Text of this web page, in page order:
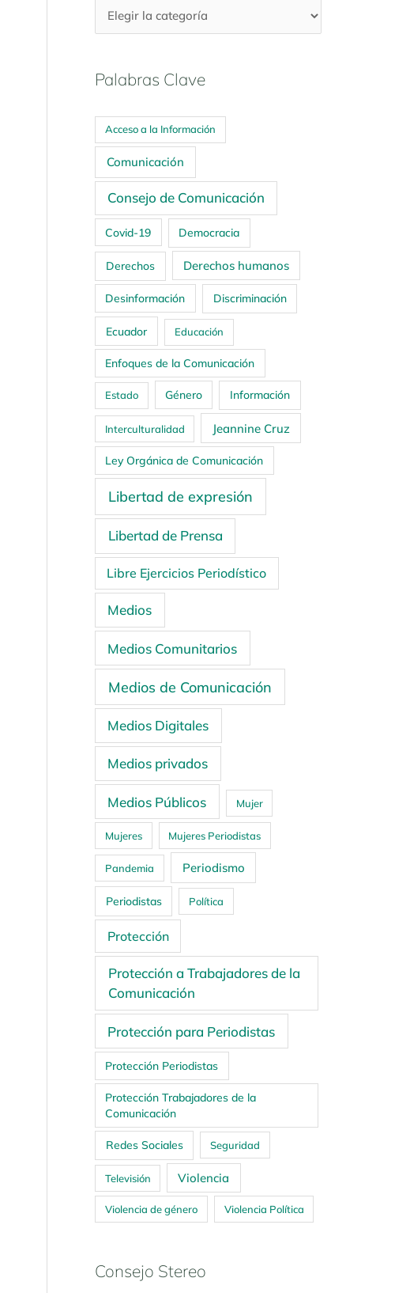
Palabras Clave
Acceso a la Información
Comunicación
Consejo de Comunicación
Covid-19 Democracia
Derechos Derechos humanos
Desinformación Discriminación
Ecuador Educación
Enfoques de la Comunicación
Estado Género Información
Interculturalidad Jeannine Cruz
Ley Orgánica de Comunicación
Libertad de expresión
Libertad de Prensa
Libre Ejercicios Periodístico
Medios
Medios Comunitarios
Medios de Comunicación
Medios Digitales
Medios privados
Medios Públicos Mujer
Mujeres Mujeres Periodistas
Pandemia Periodismo
Periodistas Política
Protección
Protección a Trabajadores de la
Comunicación
Protección para Periodistas
Protección Periodistas
Protección Trabajadores de la
Comunicación
Redes Sociales Seguridad
Televisión Violencia
Violencia de género Violencia Política
Consejo Stereo